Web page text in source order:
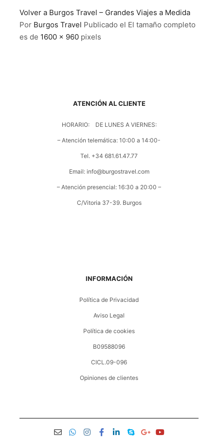
Volver a Burgos Travel – Grandes Viajes a Medida
Por Burgos Travel Publicado el El tamaño completo
es de 1600 × 960 pixels
ATENCIÓN AL CLIENTE
HORARIO: DE LUNES A VIERNES:
– Atención telemática: 10:00 a 14:00-
Tel. +34 681.61.47.77
Email: info@burgostravel.com
– Atención presencial: 16:30 a 20:00 –
C/Vitoria 37-39. Burgos
INFORMACIÓN
Política de Privacidad
Aviso Legal
Política de cookies
B09588096
CICL.09-096
Opiniones de clientes